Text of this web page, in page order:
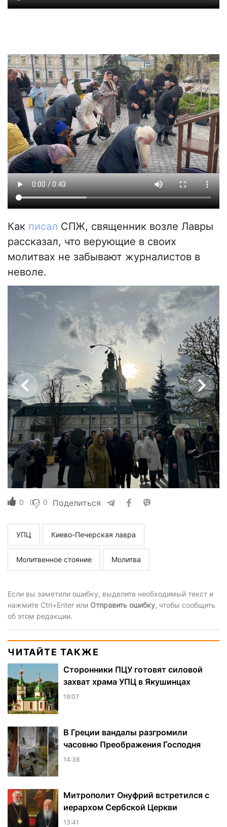
Как писал СПЖ, священник возле Лавры
рассказал, что верующие в своих
молитвах не забывают журналистов в
неволе.
0 0 Поделиться
УПЦ Киево-Печерская лавра
Молитвенное стояние Молитва
Если вы заметили ошибку, выделите необходимый текст и
нажмите Ctrl+Enter или Отправить ошибку, чтобы сообщить
об этом редакции.
ЧИТАЙТЕ ТАКЖЕ
Сторонники ПЦУ готовят силовой
захват храма УПЦ в Якушинцах
19:07
В Греции вандалы разгромили
часовню Преображения Господня
14:38
Митрополит Онуфрий встретился с
иерархом Сербской Церкви
13:41